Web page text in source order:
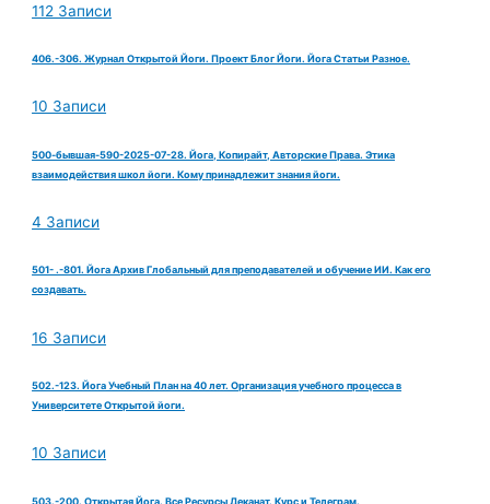
112 Записи
406.-306. Журнал Открытой Йоги. Проект Блог Йоги. Йога Статьи Разное.
10 Записи
500-бывшая-590-2025-07-28. Йога, Копирайт, Авторские Права. Этика
взаимодействия школ йоги. Кому принадлежит знания йоги.
4 Записи
501- .-801. Йога Архив Глобальный для преподавателей и обучение ИИ. Как его
создавать.
16 Записи
502.-123. Йога Учебный План на 40 лет. Организация учебного процесса в
Университете Открытой йоги.
10 Записи
503.-200. Открытая Йога. Все Ресурсы Деканат. Курс и Телеграм.